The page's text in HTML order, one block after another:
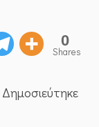
0
Shares
Δημοσιεύτηκε